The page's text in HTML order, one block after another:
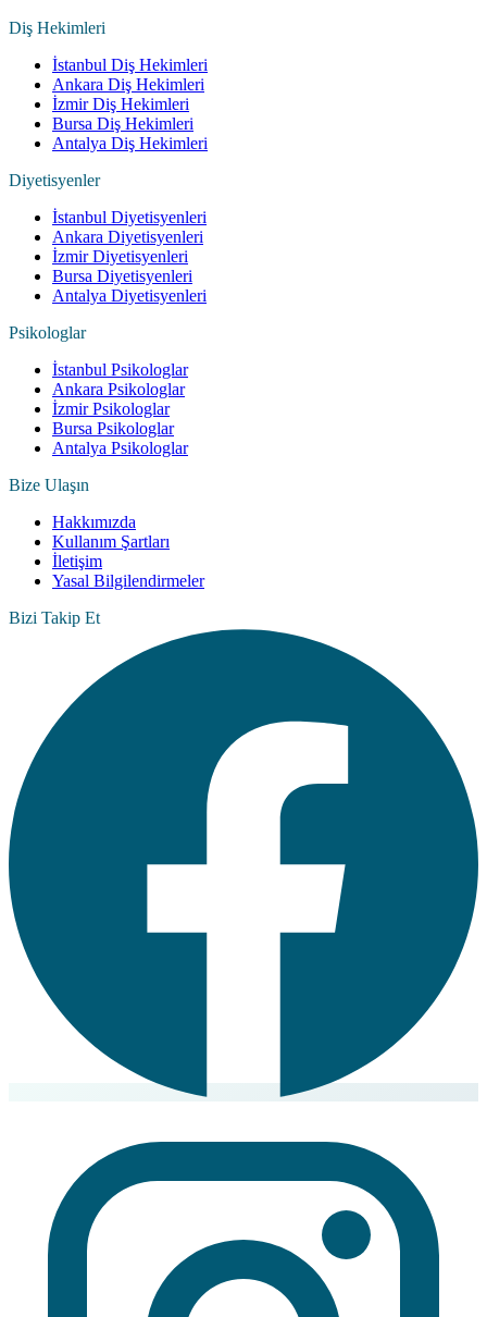
Diş Hekimleri
İstanbul Diş Hekimleri
Ankara Diş Hekimleri
İzmir Diş Hekimleri
Bursa Diş Hekimleri
Antalya Diş Hekimleri
Diyetisyenler
İstanbul Diyetisyenleri
Ankara Diyetisyenleri
İzmir Diyetisyenleri
Bursa Diyetisyenleri
Antalya Diyetisyenleri
Psikologlar
İstanbul Psikologlar
Ankara Psikologlar
İzmir Psikologlar
Bursa Psikologlar
Antalya Psikologlar
Bize Ulaşın
Hakkımızda
Kullanım Şartları
İletişim
Yasal Bilgilendirmeler
Bizi Takip Et